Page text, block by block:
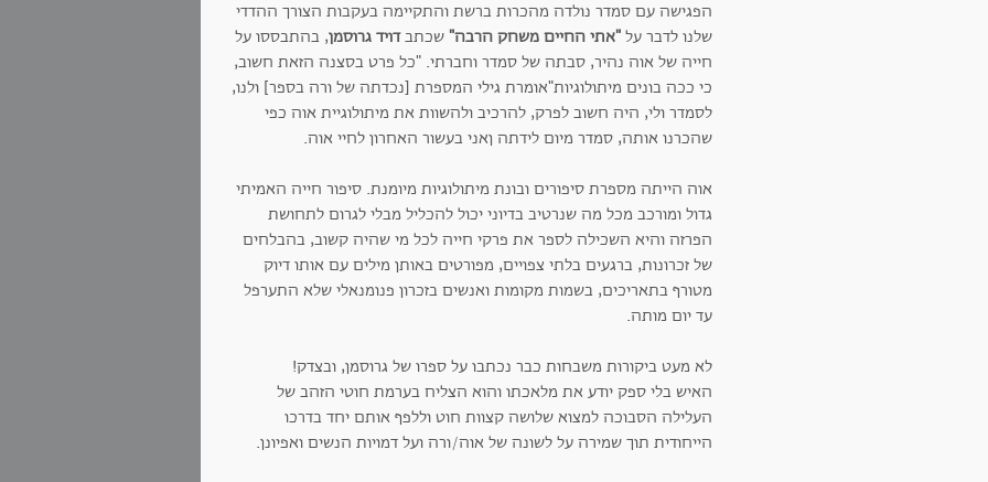
הפגישה עם סמדר נולדה מהכרות ברשת והתקיימה בעקבות הצורך ההדדי
שלנו לדבר על "אתי החיים משחק הרבה" שכתבדויד גרוסמן, בהתבססו על
חייה של אוה נהיר, סבתה של סמדר וחברתי. "כל פרט בסצנה הזאת חשוב,
כי ככה בונים מיתולוגיות"אומרת גילי המספרת [נכדתה של ורה בספר] ולנו,
לסמדר ולי, היה חשוב לפרק, להרכיב ולהשוות את מיתולוגיית אוה כפי
שהכרנו אותה, סמדר מיום לידתה ןאני בעשור האחרון לחיי אוה.
אוה הייתה מספרת סיפורים ובונת מיתולוגיות מיומנת. סיפור חייה האמיתי
גדול ומורכב מכל מה שנרטיב בדיוני יכול להכליל מבלי לגרום לתחושת
הפרזה והיא השכילה לספר את פרקי חייה לכל מי שהיה קשוב, בהבלחים
של זכרונות, ברגעים בלתי צפויים, מפורטים באותן מילים עם אותו דיוק
מטורף בתאריכים, בשמות מקומות ואנשים בזכרון פנומנאלי שלא התערפל
עד יום מותה.
לא מעט ביקורות משבחות כבר נכתבו על ספרו של גרוסמן, ובצדק!
האיש בלי ספק יודע את מלאכתו והוא הצליח בערמת חוטי הזהב של
העלילה הסבוכה למצוא שלושה קצוות חוט וללפף אותם יחד בדרכו
הייחודית תוך שמירה על לשונה של אוה/ורה ועל דמויות הנשים ואפיונן.